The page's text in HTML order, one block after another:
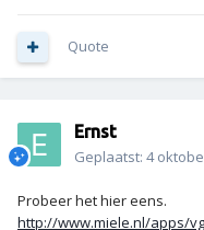
Quote
Ernst
Geplaatst: 4
Probeer het hier eens.
http://www.miele.nl/apps/